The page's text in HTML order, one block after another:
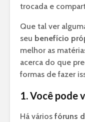
trocada e
Que tal ver
seu benefício
melhor as
acerca do que
formas de fazer
1. Você pode
Há vários fóruns